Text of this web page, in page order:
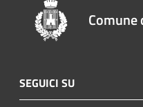
Comune
SEGUICI SU